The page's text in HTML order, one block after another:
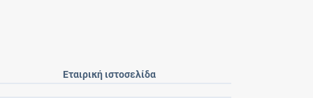
Εταιρική ιστοσελίδα